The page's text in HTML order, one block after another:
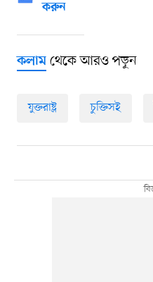
করুন
কলামথেকে আরও পড়ুন
যুক্তরাষ্ট্র চুক্তিসই